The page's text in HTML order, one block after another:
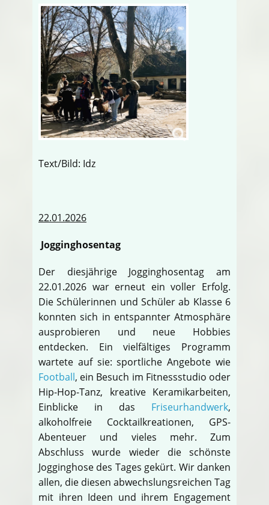
Text/Bild: Idz
22.01.2026
Jogginghosentag
Der diesjährige Jogginghosentag am
22.01.2026 war erneut ein voller Erfolg.
Die Schülerinnen und Schüler ab Klasse 6
konnten sich in entspannter Atmosphäre
ausprobieren und neue Hobbies
entdecken. Ein vielfältiges Programm
wartete auf sie: sportliche Angebote wie
Football, ein Besuch im Fitnessstudio oder
Hip-Hop-Tanz, kreative Keramikarbeiten,
Einblicke in das Friseurhandwerk,
alkoholfreie Cocktailkreationen, GPS-
Abenteuer und vieles mehr. Zum
Abschluss wurde wieder die schönste
Jogginghose des Tages gekürt. Wir danken
allen, die diesen abwechslungsreichen Tag
mit ihren Ideen und ihrem Engagement